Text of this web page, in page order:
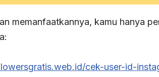
memanfaatkannya, kamu hanya
cek-user-id-